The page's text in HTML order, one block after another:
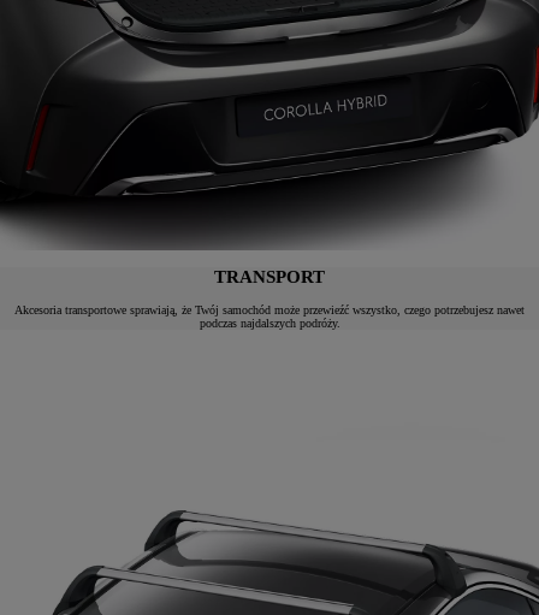
TRANSPORT
Akcesoria transportowe sprawiają, że Twój samochód może przewieźć wszystko, czego potrzebujesz nawet
podczas najdalszych podróży.